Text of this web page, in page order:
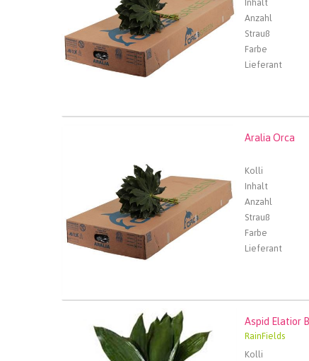
Inhalt
Anzahl
Strauß
Farbe
Lieferant
Aralia Orca
Kolli
Inhalt
Anzahl
Strauß
Farbe
Lieferant
Aspid Elatior
RainFields
Kolli
Aspid Elatior Bs
Wählen Sie zuerst ein Abfartdatum.